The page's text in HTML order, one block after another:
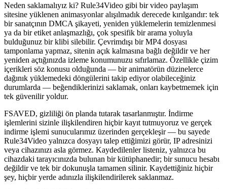
Neden saklamalıyız ki? Rule34Video gibi bir video paylaşım
sitesine yüklenen animasyonlar alışılmadık derecede kırılgandır: tek
bir sanatçının DMCA şikayeti, yeniden yüklemelerin temizlenmesi
ya da bir etiket anlaşmazlığı, çok spesifik bir arama yoluyla
bulduğunuz bir klibi silebilir. Çevrimdışı bir MP4 dosyası
tamponlama yapmaz, sitenin açık kalmasına bağlı değildir ve her
yeniden açtığınızda izleme konumunuzu sıfırlamaz. Özellikle çizim
içerikleri söz konusu olduğunda — bir animatörün düzinelerce
dağınık yüklemedeki döngülerini takip ediyor olabileceğiniz
durumlarda — beğendiklerinizi saklamak, onları kaybetmemek için
tek güvenilir yoldur.
FSAVED, gizliliği ön planda tutarak tasarlanmıştır. İndirme
işlemlerini sizinle ilişkilendiren hiçbir kayıt tutmuyoruz ve gerçek
indirme işlemi sunucularımız üzerinden gerçekleşir — bu sayede
Rule34Video yalnızca dosyayı talep ettiğimizi görür, IP adresinizi
veya cihazınızı asla görmez. Kaydedilenler listeniz, yalnızca bu
cihazdaki tarayıcınızda bulunan bir kütüphanedir; bir sunucu hesabı
değildir ve tek bir dokunuşla tamamen silinir. Kaydettiğiniz hiçbir
şey, hiçbir yerde adınızla ilişkilendirilerek saklanmaz.